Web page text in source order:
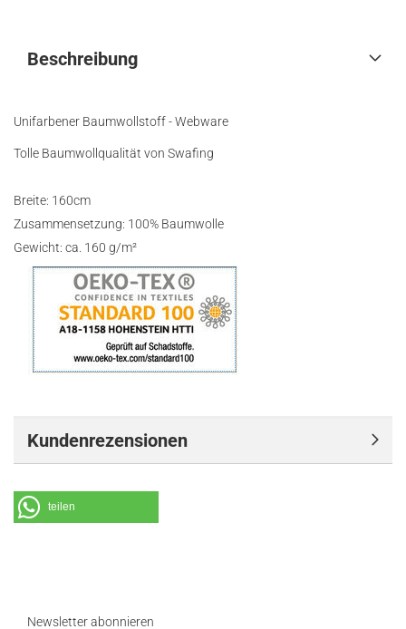
Beschreibung
Unifarbener Baumwollstoff - Webware
Tolle Baumwollqualität von Swafing
Breite: 160cm
Zusammensetzung: 100% Baumwolle
Gewicht: ca. 160 g/m²
Kundenrezensionen
teilen
Newsletter abonnieren